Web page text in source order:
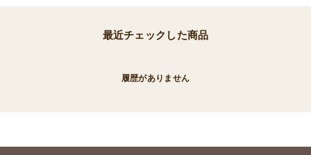
最近チェックした商品
履歴がありません